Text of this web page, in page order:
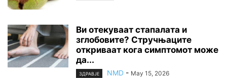
Ви отекуваат стапалата и
зглобовите? Стручњаците
откриваат кога симптомот може
да...
ЗДРАВЈЕ NMD - May 15, 2026